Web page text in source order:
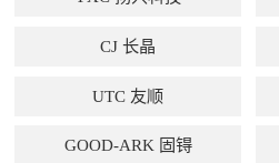
CJ 长晶
UTC 友顺
GOOD-ARK 固锝